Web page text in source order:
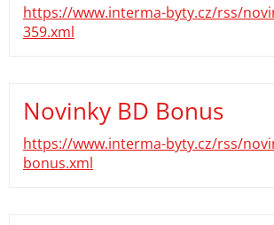
https://www.interma-byty.cz/rss/
359.xml
Novinky BD Bonus
https://www.interma-byty.cz/rss/
bonus.xml